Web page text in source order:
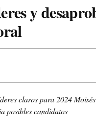
y
claros para 2024
posibles candidatos